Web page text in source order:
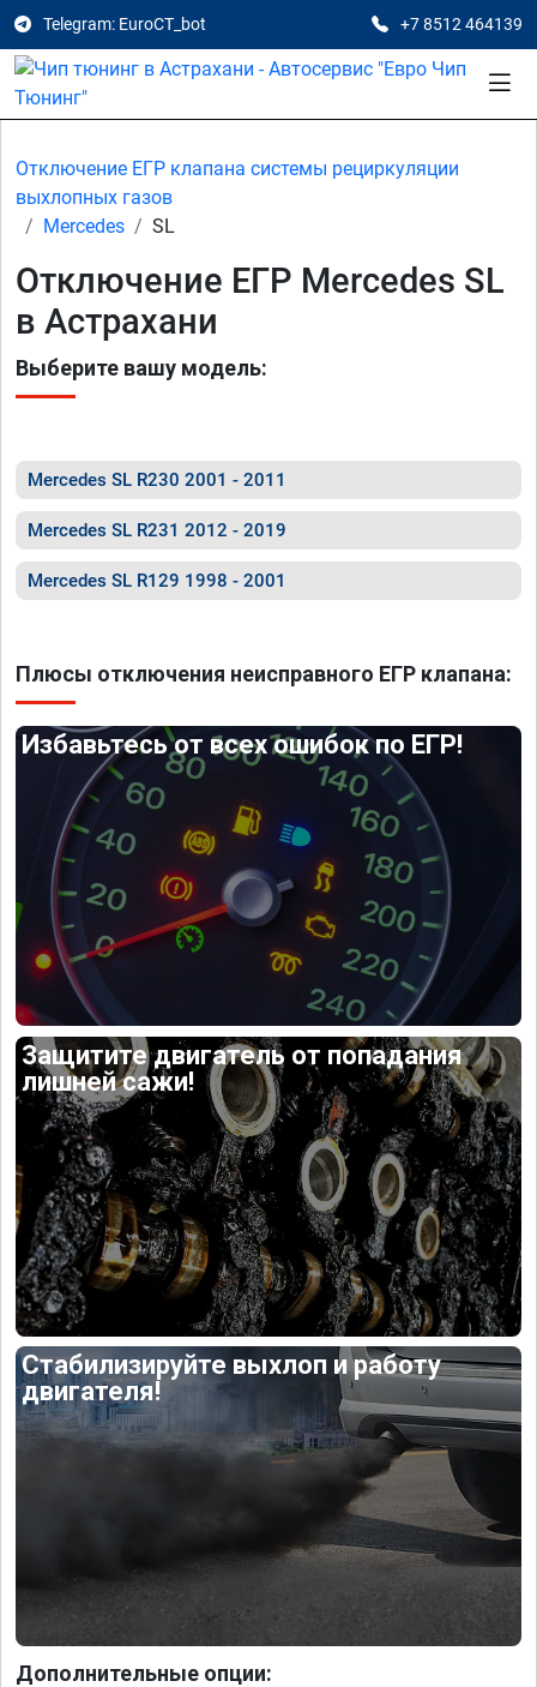
Telegram: EuroCT_bot +7 8512 464139
Отключение ЕГР клапана системы рециркуляции
выхлопных газов
Mercedes
SL
Отключение ЕГР Mercedes SL
в Астрахани
Выберите вашу модель:
Mercedes SL R230 2001 - 2011
Mercedes SL R231 2012 - 2019
Mercedes SL R129 1998 - 2001
Плюсы отключения неисправного ЕГР клапана:
Избавьтесь от всех ошибок по ЕГР!
Защитите двигатель от попадания
лишней сажи!
Стабилизируйте выхлоп и работу
двигателя!
Дополнительные опции: